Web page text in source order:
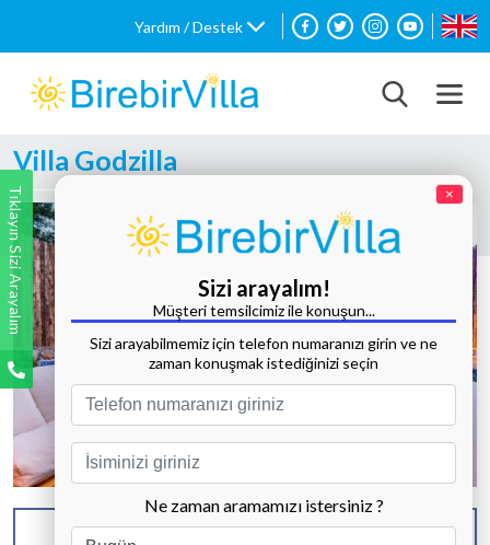
Yardım / Destek
Villa Godzilla
Tüm Fotoğrafları Göster
Tıklayın Sizi Arayalım ×
Sizi arayalım!
Müşteri temsilcimiz ile konuşun...
Sizi arayabilmemiz için telefon numaranızı girin ve ne
zaman konuşmak istediğinizi seçin
Ne zaman aramamızı istersiniz ?